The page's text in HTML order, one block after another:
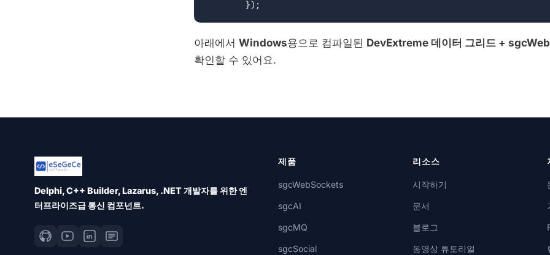
아래에서 Windows용으로 컴파일된 DevExtreme 데이터 그리드 +
확인할 수 있어요.
Delphi, C++ Builder, Lazarus, .NET 개발자를 위한 엔
터프라이즈급 통신 컴포넌트.
제품
sgcWebSockets
sgcAI
sgcMQ
sgcSocial
리소스
시작하기
문서
블로그
동영상 튜토리얼